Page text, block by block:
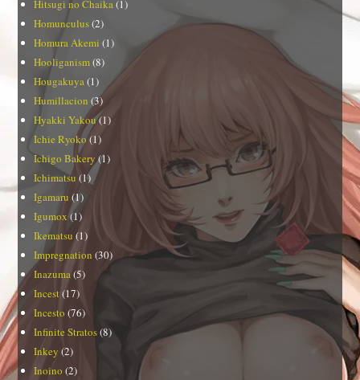
Hitsugi no Chaika(1)
Homunculus(2)
Homura Akemi (1)
Hooliganism(8)
Hougakuya(1)
Humillacion (3)
Hyakki Yakou(1)
Ichie Ryoko(1)
Ichigo Bakery(1)
Ichimatsu (1)
Igamaru (1)
Igumox(1)
Ikematsu (1)
Impregnation (30)
Inazuma(5)
Incest(17)
Incesto (76)
Infinite Stratos(8)
Inkey (2)
Inoino (2)